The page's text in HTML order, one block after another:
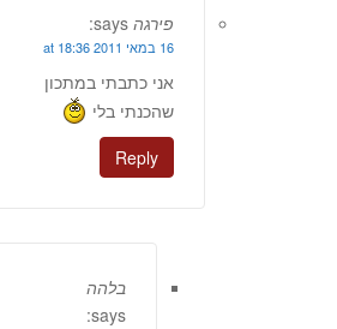
פירגה says:
16 במאי 2011 at 18:36
אני כתבתי במתכון
שהכנתי בלי
Reply
בלהה
says: